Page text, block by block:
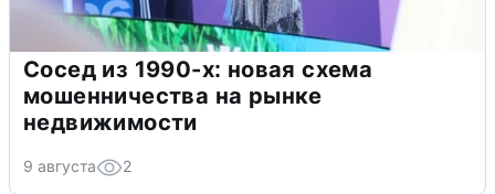
Сосед из 1990-х: новая схема
мошенничества на рынке
недвижимости
9 августа 2